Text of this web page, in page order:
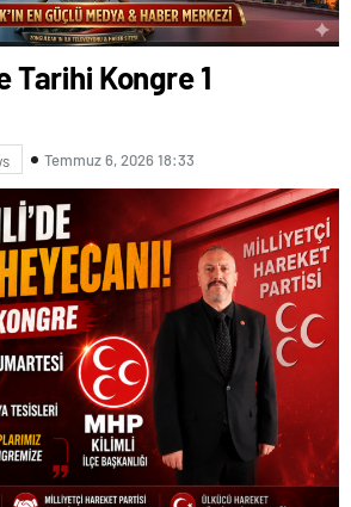
Tarihi Kongre 1
Temmuz 6, 2026 18:33